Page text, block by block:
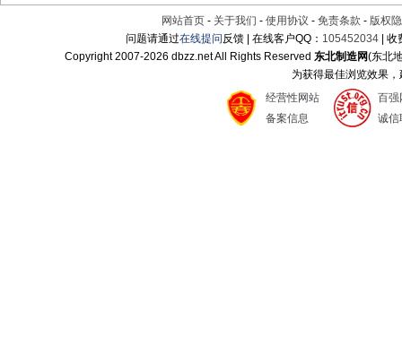
网站首页 - 关于我们 - 使用协议 - 免责条款 - 版权
问题请通过在线提问反馈 | 在线客户QQ： 105452034 |
Copyright 2007-2026 dbzz.net All Rights Reserved东北制造网(东北
为获得最佳浏览效果
经营性网站
备案信息
百强
诚信